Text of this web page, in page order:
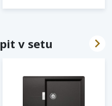
v setu 